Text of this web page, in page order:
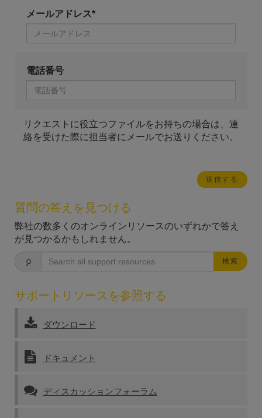
メールアドレス*
電話番号
リクエストに役立つファイルをお持ちの場合は、連
絡を受けた際に担当者にメールでお送りください。
質問の答えを見つける
弊社の数多くのオンラインリソースのいずれかで答え
が見つかるかもしれません。
検索
サポートリソースを参照する
ダウンロード
ドキュメント
ディスカッションフォーラム